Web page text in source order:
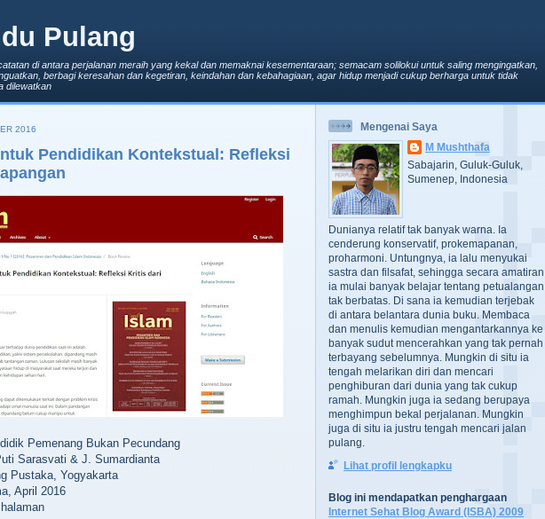
Pulang
di antara perjalanan meraih yang kekal dan memaknai kesementaraan; semacam solilokui untuk saling mengingatkan,
berbagi keresahan dan kegetiran, keindahan dan kebahagiaan, agar hidup menjadi cukup berharga untuk tidak
dilewatkan
2016
Pendidikan Kontekstual: Refleksi
Pemenang Bukan Pecundang
Sarasvati & J. Sumardianta
Pustaka, Yogyakarta
April 2016
Mengenai Saya
M Mushthafa
Sabajarin, Guluk-Guluk,
Sumenep, Indonesia
Dunianya relatif tak banyak warna. Ia
cenderung konservatif, prokemapanan,
proharmoni. Untungnya, ia lalu menyukai
sastra dan filsafat, sehingga secara amatiran
ia mulai banyak belajar tentang petualangan
tak berbatas. Di sana ia kemudian terjebak
di antara belantara dunia buku. Membaca
dan menulis kemudian mengantarkannya ke
banyak sudut mencerahkan yang tak pernah
terbayang sebelumnya. Mungkin di situ ia
tengah melarikan diri dan mencari
penghiburan dari dunia yang tak cukup
ramah. Mungkin juga ia sedang berupaya
menghimpun bekal perjalanan. Mungkin
juga di situ ia justru tengah mencari jalan
pulang.
Lihat profil lengkapku
Blog ini mendapatkan penghargaan
Internet Sehat Blog Award (ISBA) 2009